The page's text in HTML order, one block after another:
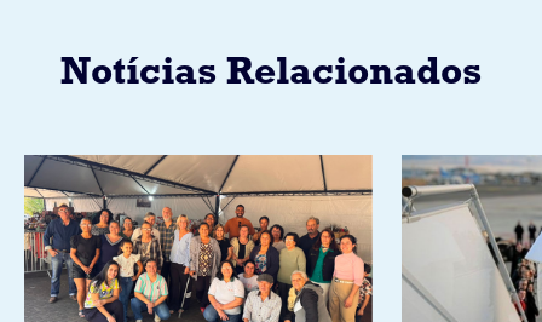
Notícias Relacionados